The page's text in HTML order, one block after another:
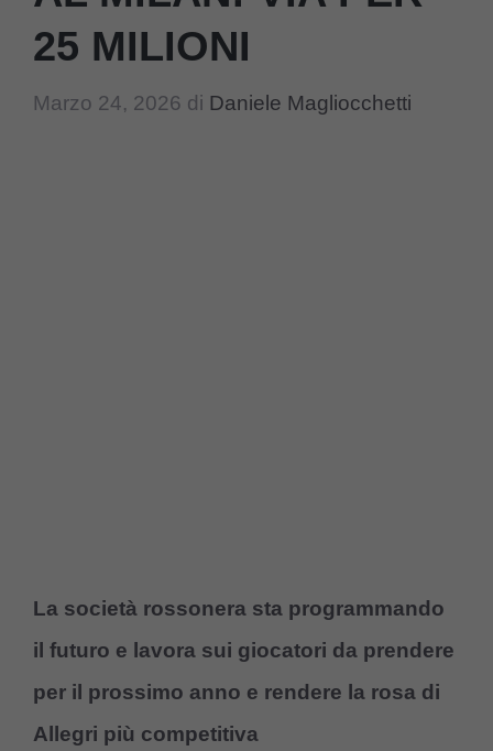
25 MILIONI
Marzo 24, 2026 di Daniele Magliocchetti
La società rossonera sta programmando
il futuro e lavora sui giocatori da prendere
per il prossimo anno e rendere la rosa di
Allegri più competitiva